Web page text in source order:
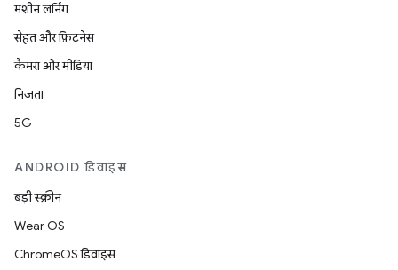
मशीन लर्निंग
सेहत और फ़िटनेस
कैमरा और मीडिया
निजता
5G
ANDROID डिवाइस
बड़ी स्क्रीन
Wear OS
ChromeOS डिवाइस